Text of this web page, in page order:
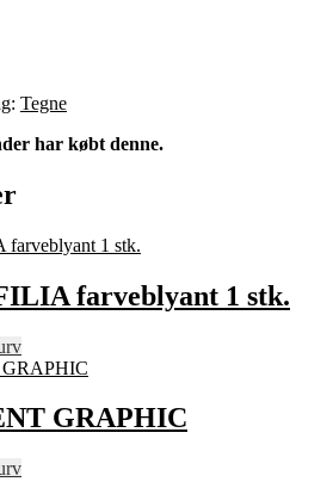
Tegne
har købt denne.
farveblyant 1 stk.
GRAPHIC